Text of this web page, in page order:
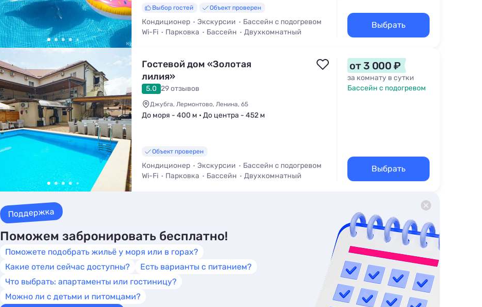
Выбор гостей Объект проверен
Кондиционер Экскурсии
Бассейн с подогревом
Wi-Fi
Парковка Бассейн Двухкомнатный
Выбрать
Гостевой дом «Золотая
лилия»
5.0 29 отзывов
Джубга, Лермонтово, Ленина, 65
До моря - 400 м • До центра - 452 м
Объект проверен
Кондиционер Экскурсии
Бассейн с подогревом
Wi-Fi
Парковка Бассейн Двухкомнатный
от 3 000 ₽
за комнату в сутки
Бассейн с подогревом
Выбрать
Поддержка
Поможем забронировать бесплатно!
Поможете подобрать жильё у моря или в горах?
Какие отели сейчас доступны?
Есть варианты с питанием?
Что выбрать: апартаменты или гостиницу?
Можно ли с детьми и питомцами?